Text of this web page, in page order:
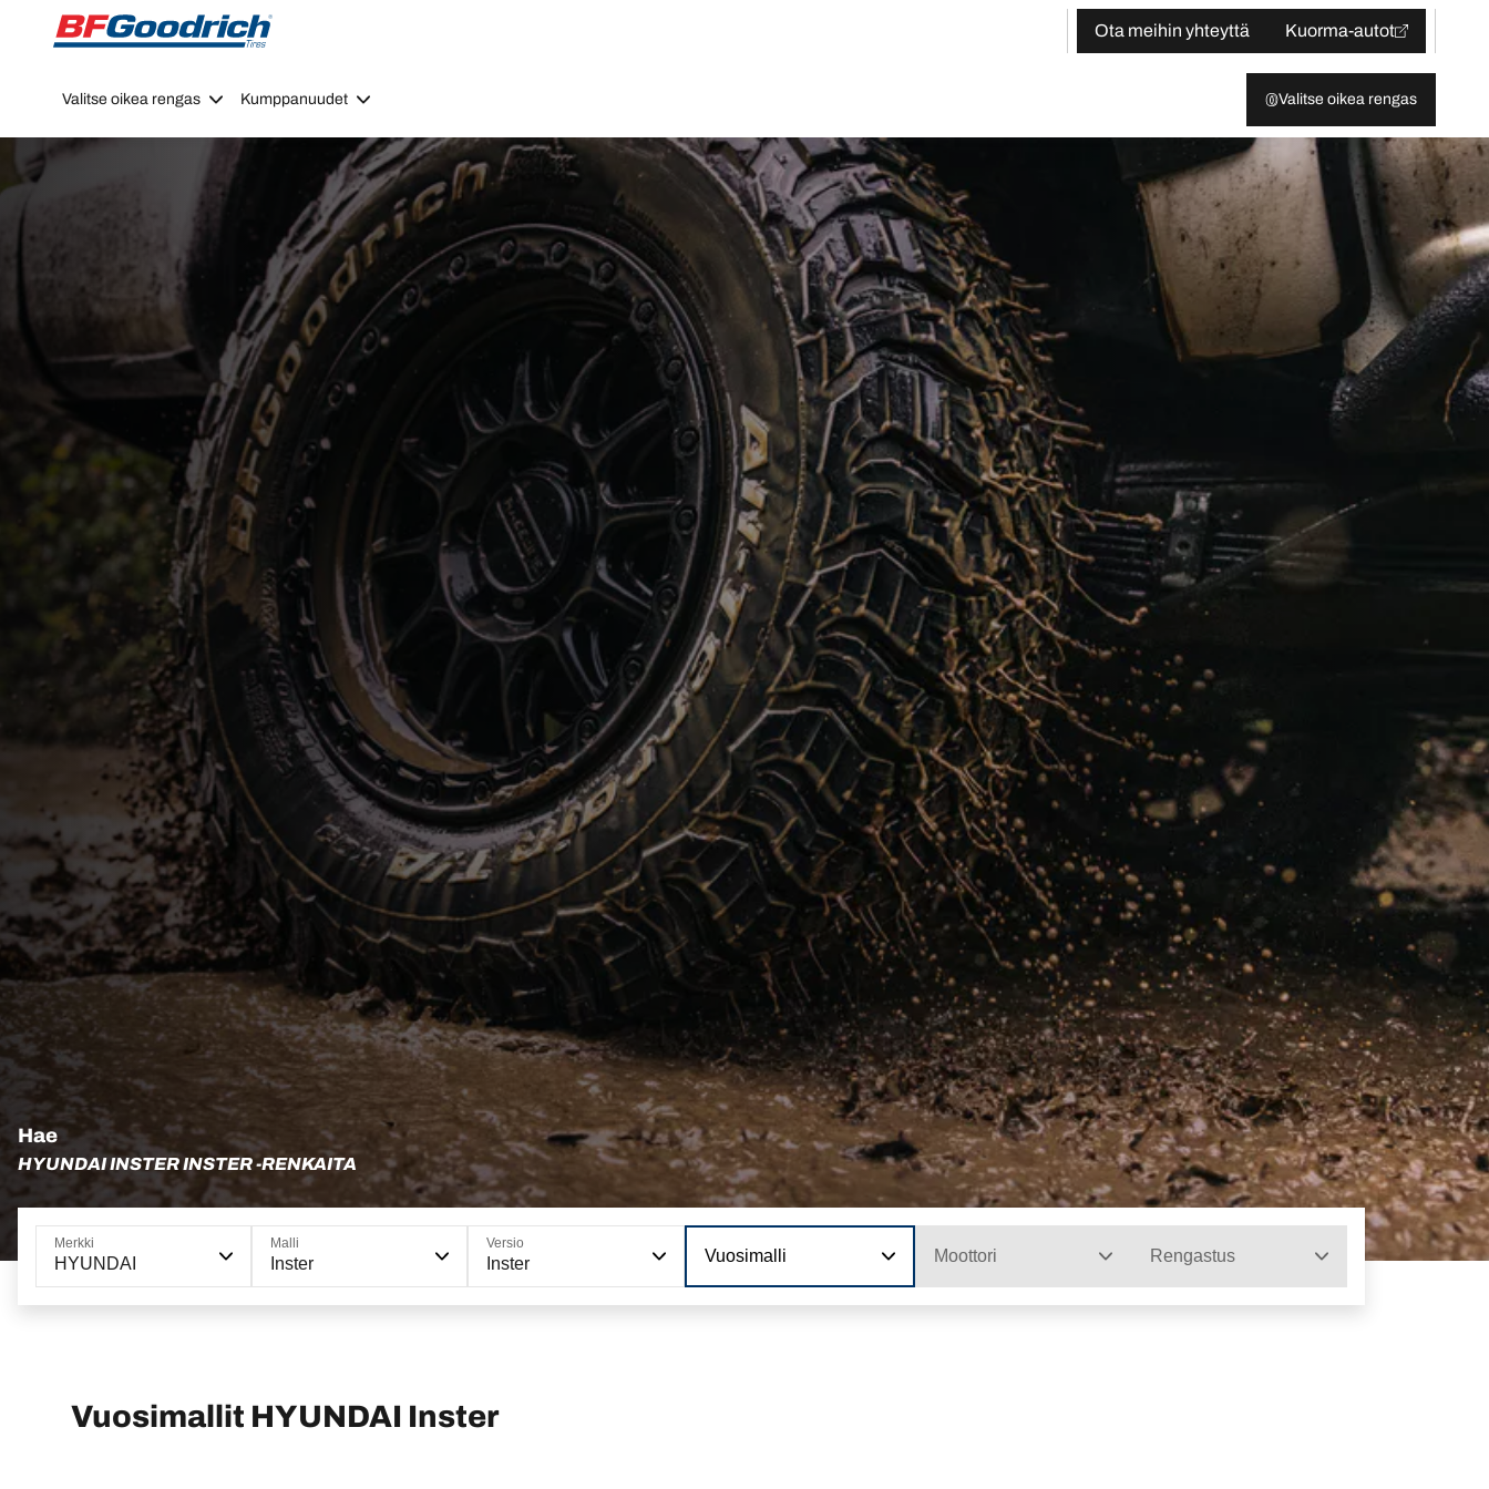
Go to page content
Go to page navigation
Ota meihin yhteyttä
Kuorma-autot
Valitse oikea rengas Kumppanuudet Valitse oikea rengas
Hae
HYUNDAI INSTER INSTER -RENKAITA
Merkki
HYUNDAI
Malli
Inster
Versio
Inster Vuosimalli Moottori Rengastus
Vuosimallit HYUNDAI Inster